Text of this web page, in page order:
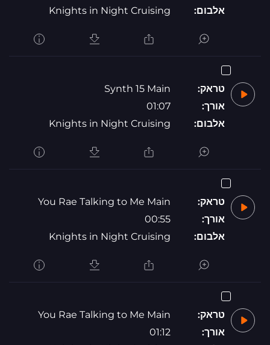
אלבום:
Knights in Night Cruising
טראק:
Synth 15 Main
אורך:
01:07
אלבום:
Knights in Night Cruising
טראק:
You Rae Talking to Me Main
אורך:
00:55
אלבום:
Knights in Night Cruising
טראק:
You Rae Talking to Me Main
אורך:
01:12